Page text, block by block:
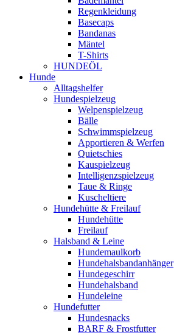
Regenkleidung
Basecaps
Bandanas
Mäntel
T-Shirts
HUNDEÖL
Hunde
Alltagshelfer
Hundespielzeug
Welpenspielzeug
Bälle
Schwimmspielzeug
Apportieren & Werfen
Quietschies
Kauspielzeug
Intelligenzspielzeug
Taue & Ringe
Kuscheltiere
Hundehütte & Freilauf
Hundehütte
Freilauf
Halsband & Leine
Hundemaulkorb
Hundehalsbandanhänger
Hundegeschirr
Hundehalsband
Hundeleine
Hundefutter
Hundesnacks
BARF & Frostfutter